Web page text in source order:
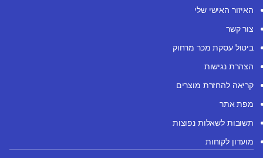
האיזור האישי שלי
צור קשר
ביטול עסקת מכר מרחוק
הצהרת נגישות
קריאה להחזרת מוצרים
מפת אתר
תשובות לשאלות נפוצות
מועדון לקוחות